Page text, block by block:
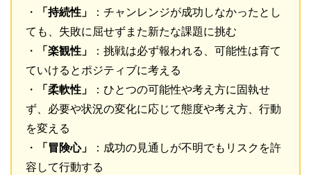
・
「持続性」
：チャンレンジが成功しなかったとし
ても、失敗に屈せずまた新たな課題に挑む
・
「楽観性」
：挑戦は必ず報われる、可能性は育て
ていけるとポジティブに考える
・
「柔軟性」
：ひとつの可能性や考え方に固執せ
ず、必要や状況の変化に応じて態度や考え方、行動
を変える
・
「冒険心」
：成功の見通しが不明でもリスクを許
容して行動する